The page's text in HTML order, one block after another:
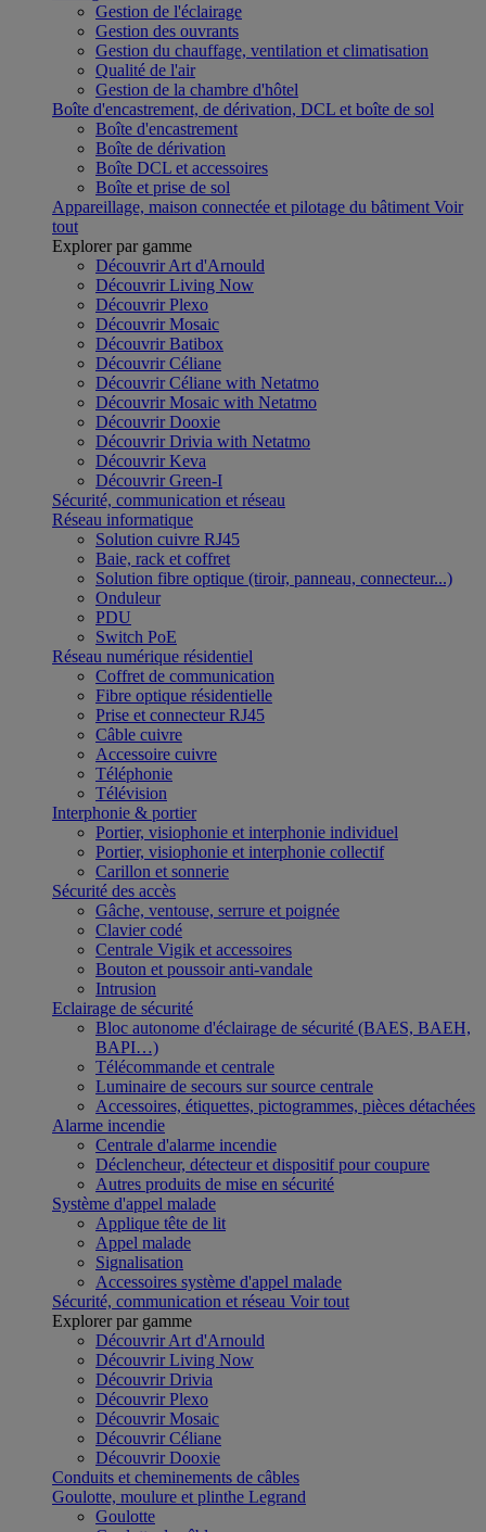
Gestion de l'éclairage
Gestion des ouvrants
Gestion du chauffage, ventilation et climatisation
Qualité de l'air
Gestion de la chambre d'hôtel
Boîte d'encastrement, de dérivation, DCL et boîte de sol
Boîte d'encastrement
Boîte de dérivation
Boîte DCL et accessoires
Boîte et prise de sol
Appareillage, maison connectée et pilotage du bâtiment Voir
tout
Explorer par gamme
Découvrir Art d'Arnould
Découvrir Living Now
Découvrir Plexo
Découvrir Mosaic
Découvrir Batibox
Découvrir Céliane
Découvrir Céliane with Netatmo
Découvrir Mosaic with Netatmo
Découvrir Dooxie
Découvrir Drivia with Netatmo
Découvrir Keva
Découvrir Green-I
Sécurité, communication et réseau
Réseau informatique
Solution cuivre RJ45
Baie, rack et coffret
Solution fibre optique (tiroir, panneau, connecteur...)
Onduleur
PDU
Switch PoE
Réseau numérique résidentiel
Coffret de communication
Fibre optique résidentielle
Prise et connecteur RJ45
Câble cuivre
Accessoire cuivre
Téléphonie
Télévision
Interphonie & portier
Portier, visiophonie et interphonie individuel
Portier, visiophonie et interphonie collectif
Carillon et sonnerie
Sécurité des accès
Gâche, ventouse, serrure et poignée
Clavier codé
Centrale Vigik et accessoires
Bouton et poussoir anti-vandale
Intrusion
Eclairage de sécurité
Bloc autonome d'éclairage de sécurité (BAES, BAEH,
BAPI…)
Télécommande et centrale
Luminaire de secours sur source centrale
Accessoires, étiquettes, pictogrammes, pièces détachées
Alarme incendie
Centrale d'alarme incendie
Déclencheur, détecteur et dispositif pour coupure
Autres produits de mise en sécurité
Système d'appel malade
Applique tête de lit
Appel malade
Signalisation
Accessoires système d'appel malade
Sécurité, communication et réseau Voir tout
Explorer par gamme
Découvrir Art d'Arnould
Découvrir Living Now
Découvrir Drivia
Découvrir Plexo
Découvrir Mosaic
Découvrir Céliane
Découvrir Dooxie
Conduits et cheminements de câbles
Goulotte, moulure et plinthe Legrand
Goulotte